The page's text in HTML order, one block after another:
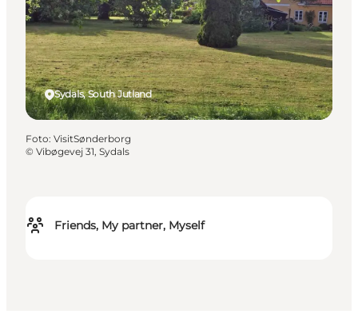
Friends, My partner, Myself
Sydals, South Jutland
Foto: VisitSønderborg
© Vibøgevej 31, Sydals